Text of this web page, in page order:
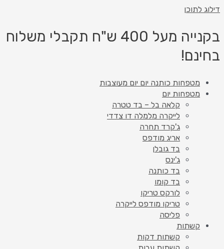
דילוג לתוכן
בקנייה מעל 400 ש"ח תקבלי משלוח
בחינם!
מטפחות כותנה יום יום מעוצבות
מטפחות יום
קלאה בל – בד טטרה
לייקרה מלמלה דו צדדי
ג'קרד תחרה
אריג מודפס
בד גובלן
ג'ינס
בד כותנה
בד קומו
לורקס טריקו
טריקו מודפס לייקרה
פליסה
קשתות
קשתות דקות